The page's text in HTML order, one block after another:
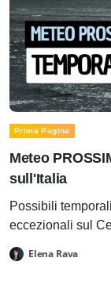
Prima Pagina
Meteo
sull'Italia
Possibili
eccezionali sul
Elena Rava